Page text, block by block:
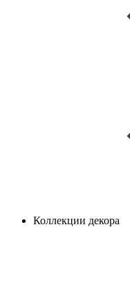
Коллекции декора